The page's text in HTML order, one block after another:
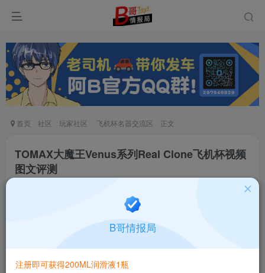
首页 社区 玩家社区 飞机杯名器交流区 正文
TOMAX大魔王Venus系列Real Clone飞机杯视频
图文评测
717次阅读
私信
TOMAX大魔王Venus系列Real Clone飞机杯视频评测
（视频来自TOMAX日本官网）
B哥情报局
注册即可获得200ML润滑液1瓶